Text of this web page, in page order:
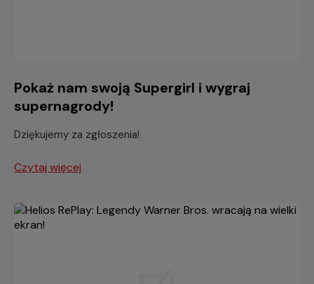
Pokaż nam swoją Supergirl i wygraj
supernagrody!
Dziękujemy za zgłoszenia!
Czytaj więcej